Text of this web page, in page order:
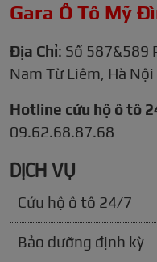
Gara Ô Tô Mỹ
Địa Chỉ: Số 587&589
Nam Từ Liêm, Hà Nội
Hotline cứu hộ ô tô
09.62.68.87.68
DỊCH VỤ
Cứu hộ ô tô 24/7
Bảo dưỡng định kỳ